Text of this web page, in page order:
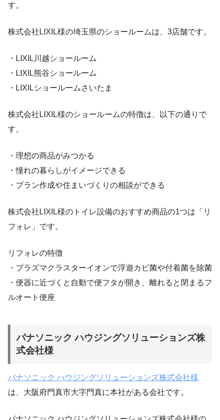
す。
株式会社LIXIL様の埼玉県のショールームは、3店舗です。
・LIXIL川越ショールーム
・LIXIL熊谷ショールーム
・LIXILショールームさいたま
株式会社LIXIL様のショールームの特徴は、以下の通りで
す。
・理想の商品がみつかる
・憧れの暮らしがイメージできる
・プラン作成や住まいづくりの相談ができる
株式会社LIXIL様のトイレ設備のおすすめ商品の1つは「リ
フォレ」です。
リフォレの特徴
・プラズマクラスターイオンで浮遊カビ菌や付着菌を除菌
・便器に近づくと自動で便フタが開き、離れると閉まるフ
ルオート便座
パナソニック ハウジングソリューションズ株
式会社様
パナソニック ハウジングソリューションズ株式会社様
は、大阪府門真市大字門真に本社がある会社です。